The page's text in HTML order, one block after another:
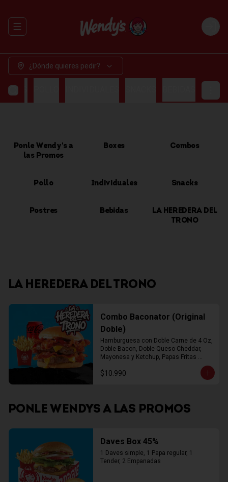
Abrir menu de navegación Login
¿Dónde quieres pedir?
Ponle Wendy's a
las Promos
Boxes Combos
Pollo Individuales Snacks
Postres Bebidas
LA HEREDERA DEL
TRONO
LA HEREDERA DEL TRONO
Combo Baconator (Original
Doble)
Hamburguesa con Doble Carne de 4 Oz,
Doble Bacon, Doble Queso Cheddar,
Mayonesa y Ketchup, Papas Fritas
$10.990
PONLE WENDYS A LAS PROMOS
Daves Box 45%
1 Daves simple, 1 Papa regular, 1
Tender, 2 Empanadas